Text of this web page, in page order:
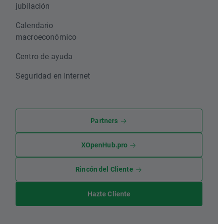
jubilación
Calendario
macroeconómico
Centro de ayuda
Seguridad en Internet
Partners
XOpenHub.pro
Rincón del Cliente
Hazte Cliente